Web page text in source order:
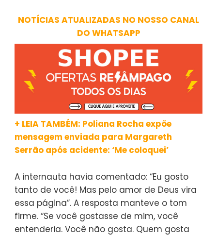
NOTÍCIAS ATUALIZADAS NO NOSSO CANAL
DO WHATSAPP
+ LEIA TAMBÉM: Poliana Rocha expõe
mensagem enviada para Margareth
Serrão após acidente: ‘Me coloquei’
A internauta havia comentado: “Eu gosto
tanto de você! Mas pelo amor de Deus vira
essa página”. A resposta manteve o tom
firme. “Se você gostasse de mim, você
entenderia. Você não gosta. Quem gosta